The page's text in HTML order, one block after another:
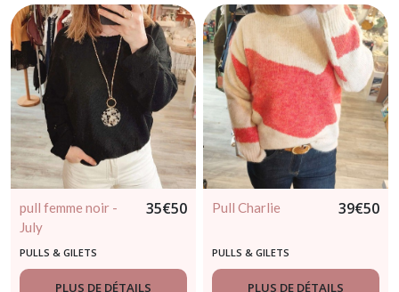
pull femme noir -
July
35€50
PULLS & GILETS
PLUS DE DÉTAILS
Pull Charlie 39€50
PULLS & GILETS
PLUS DE DÉTAILS